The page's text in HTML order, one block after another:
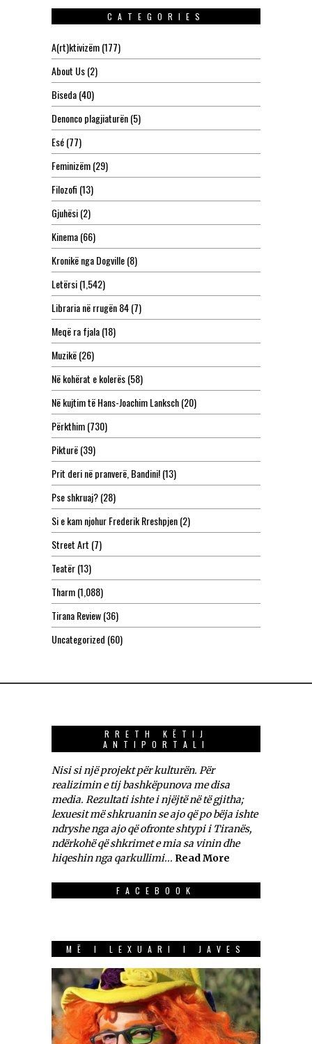
CATEGORIES
A(rt)ktivizëm(177)
About Us(2)
Biseda(40)
Denonco plagjiaturën(5)
Esé(77)
Feminizëm(29)
Filozofi (13)
Gjuhësi(2)
Kinema(66)
Kronikë nga Dogville(8)
Letërsi(1,542)
Libraria në rrugën 84(7)
Meqë ra fjala(18)
Muzikë(26)
Në kohërat e kolerës(58)
Në kujtim të Hans-Joachim Lanksch(20)
Përkthim(730)
Pikturë(39)
Prit deri në pranverë, Bandini!(13)
Pse shkruaj?(28)
Si e kam njohur Frederik Rreshpjen(2)
Street Art (7)
Teatër(13)
Tharm(1,088)
Tirana Review(36)
Uncategorized (60)
RRETH KËTIJ
ANTIPORTALI
Nisi si një projekt për kulturën. Për
realizimin e tij bashkëpunova me disa
media. Rezultati ishte i njëjtë në të gjitha;
lexuesit më shkruanin se ajo që po bëja ishte
ndryshe nga ajo që ofronte shtypi i Tiranës,
ndërkohë që shkrimet e mia sa vinin dhe
hiqeshin nga qarkullimi... Read More
FACEBOOK
MË I LEXUARI I JAVES